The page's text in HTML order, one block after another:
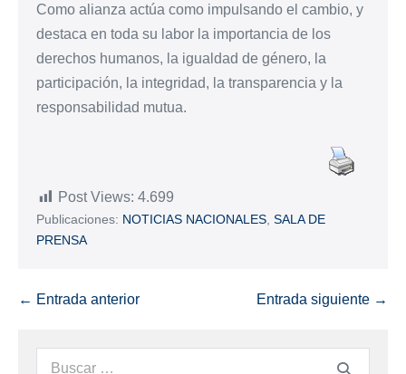
Como alianza actúa como impulsando el cambio, y
destaca en toda su labor la importancia de los
derechos humanos, la igualdad de género, la
participación, la integridad, la transparencia y la
responsabilidad mutua.
Post Views: 4.699
Publicaciones: NOTICIAS NACIONALES SALA DE
PRENSA
← Entrada anterior Entrada siguiente →